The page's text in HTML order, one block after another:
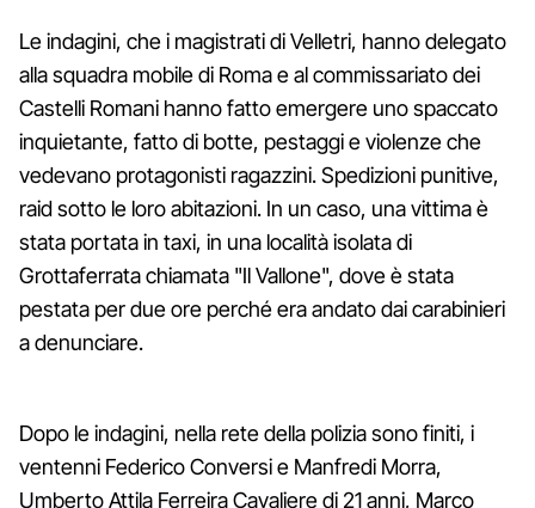
Le indagini, che i magistrati di Velletri, hanno delegato
alla squadra mobile di Roma e al commissariato dei
Castelli Romani hanno fatto emergere uno spaccato
inquietante, fatto di botte, pestaggi e violenze che
vedevano protagonisti ragazzini. Spedizioni punitive,
raid sotto le loro abitazioni. In un caso, una vittima è
stata portata in taxi, in una località isolata di
Grottaferrata chiamata "Il Vallone", dove è stata
pestata per due ore perché era andato dai carabinieri
a denunciare.
Dopo le indagini, nella rete della polizia sono finiti, i
ventenni Federico Conversi e Manfredi Morra,
Umberto Attila Ferreira Cavaliere di 21 anni, Marco